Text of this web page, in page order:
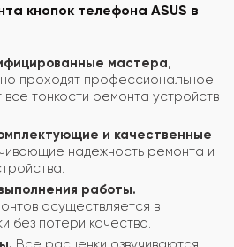
кнопок телефона ASUS в
мастера
проходят профессиональное
тонкости ремонта устройств
и качественные
надежность ремонта и
работы.
осуществляется в
без потери качества.